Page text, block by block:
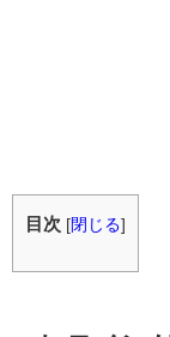
目次 [閉じる]